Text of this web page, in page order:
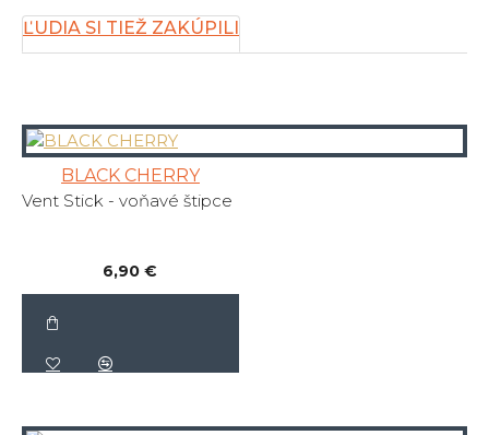
ĽUDIA SI TIEŽ ZAKÚPILI
BLACK CHERRY
Vent Stick - voňavé štipce
6,90 €